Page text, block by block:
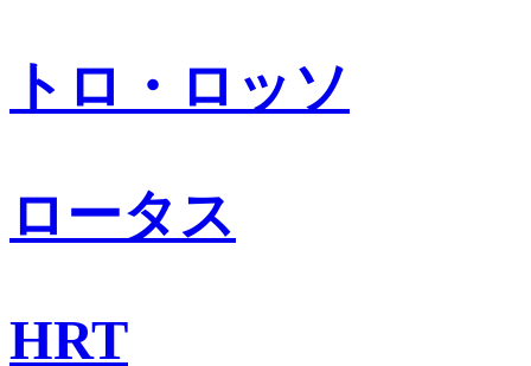
トロ・ロッソ
ロータス
HRT